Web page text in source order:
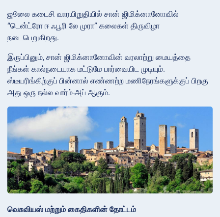
ஜூலை கடைசி வாரயிறுதியில் சான் ஜிமிக்னானோவில்
“டென்ட்ரோ ஈ ஃபூரி லே முரா” கலைகள் திருவிழா
நடைபெறுகிறது.
இருப்பினும், சான் ஜிமிக்னானோவின் வரலாற்று மையத்தை
நீங்கள் கால்நடையாக மட்டுமே பார்வையிட முடியும்.
ஸ்டீயரிங்கிற்குப் பின்னால் எண்ணற்ற மணிநேரங்களுக்குப் பிறகு
அது ஒரு நல்ல வார்ம்-அப் ஆகும்.
வெசுவியஸ் மற்றும் கைதிகளின் தோட்டம்